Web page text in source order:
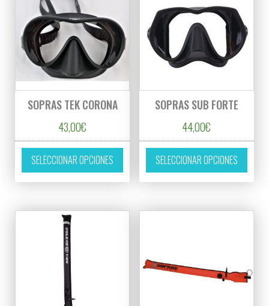
SOPRAS TEK CORONA
43,00€
SELECCIONAR OPCIONES
Este producto tiene múltiples variantes.
SOPRAS SUB FORTE
44,00€
SELECCIONAR OPCIONES
Este